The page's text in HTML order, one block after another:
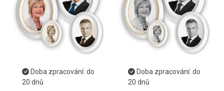
Doba zpracování: do
20 dnů
Doba zpracování: do
20 dnů